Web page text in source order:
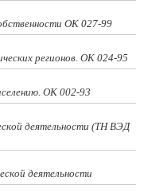
ОК 027-99
регионов. ОК 024-95
ОК 002-93
деятельности (ТН ВЭД
деятельности